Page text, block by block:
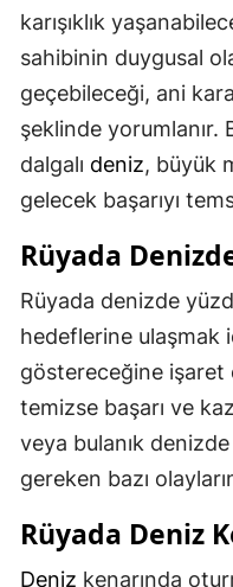
karışıklık
sahibinin duygusal
geçebileceği, ani
şeklinde yorumlanır.
dalgalı deniz, büyük
gelecek başarıyı
Rüyada
Rüyada denizde
hedeflerine ulaşmak
göstereceğine işaret
temizse başarı ve
veya bulanık
gereken bazı
Rüyada Deniz
Deniz kenarında